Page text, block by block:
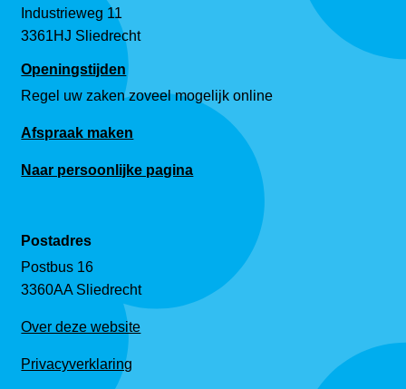
Industrieweg 11
3361HJ Sliedrecht
Openingstijden
Regel uw zaken zoveel mogelijk online
Afspraak maken
Naar persoonlijke pagina
Postadres
Postbus 16
3360AA Sliedrecht
Over deze website
Privacyverklaring